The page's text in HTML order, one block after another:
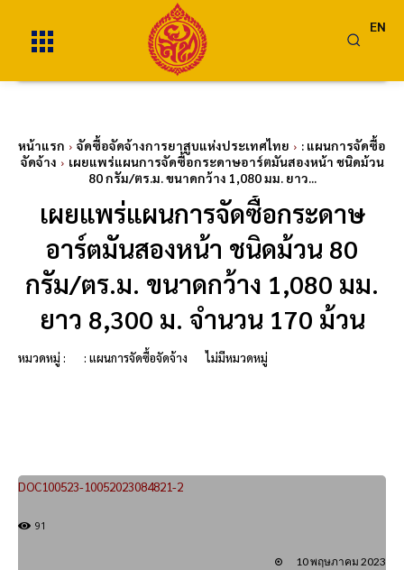
EN
หน้าแรก จัดซื้อจัดจ้างการยาสูบแห่งประเทศไทย
: แผนการจัดซื้อ
จัดจ้าง
เผยแพร่แผนการจัดซื้อกระดาษอาร์ตมันสองหน้า ชนิดม้วน
80 กรัม/ตร.ม. ขนาดกว้าง 1,080 มม. ยาว...
เผยแพร่แผนการจัดซื้อกระดาษ
อาร์ตมันสองหน้า ชนิดม้วน 80
กรัม/ตร.ม. ขนาดกว้าง 1,080 มม.
ยาว 8,300 ม. จำนวน 170 ม้วน
หมวดหมู่ : : แผนการจัดซื้อจัดจ้าง ไม่มีหมวดหมู่
DOC100523-10052023084821-2
91
10 พฤษภาคม 2023